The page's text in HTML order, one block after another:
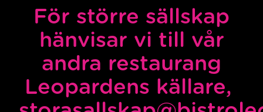
För större sällskap
hänvisar vi till vår
andra restaurang
Leopardens källare,